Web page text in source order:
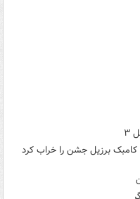
کامبک برزیل جشن را خراب کرد